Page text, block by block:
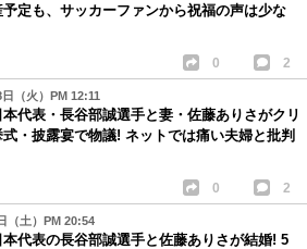
定も、サッカーファンから祝福の声は少な
0 2
（火）PM 12:11
代表・長谷部誠選手と妻・佐藤ありさがクリ
式・披露宴で物議! ネットでは痛い夫婦と批判
0 2
（土）PM 20:54
代表の長谷部誠選手と佐藤ありさが結婚! 5